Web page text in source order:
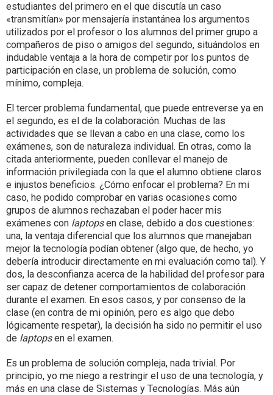
estudiantes del primero en el que discutía un caso
«transmitían» por mensajería instantánea los argumentos
utilizados por el profesor o los alumnos del primer grupo a
compañeros de piso o amigos del segundo, situándolos en
indudable ventaja a la hora de competir por los puntos de
participación en clase, un problema de solución, como
mínimo, compleja.
El tercer problema fundamental, que puede entreverse ya en
el segundo, es el de la colaboración. Muchas de las
actividades que se llevan a cabo en una clase, como los
exámenes, son de naturaleza individual. En otras, como la
citada anteriormente, pueden conllevar el manejo de
información privilegiada con la que el alumno obtiene claros
e injustos beneficios. ¿Cómo enfocar el problema? En mi
caso, he podido comprobar en varias ocasiones como
grupos de alumnos rechazaban el poder hacer mis
exámenes con laptopsen clase, debido a dos cuestiones:
una, la ventaja diferencial que los alumnos que manejaban
mejor la tecnología podían obtener (algo que, de hecho, yo
debería introducir directamente en mi evaluación como tal). Y
dos, la desconfianza acerca de la habilidad del profesor para
ser capaz de detener comportamientos de colaboración
durante el examen. En esos casos, y por consenso de la
clase (en contra de mi opinión, pero es algo que debo
lógicamente respetar), la decisión ha sido no permitir el uso
de laptopsen el examen.
Es un problema de solución compleja, nada trivial. Por
principio, yo me niego a restringir el uso de una tecnología, y
más en una clase de Sistemas y Tecnologías. Más aún